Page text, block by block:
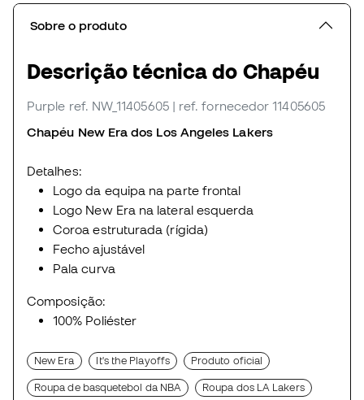
Sobre o produto
Descrição técnica do Chapéu
Purple ref. NW_11405605 | ref. fornecedor 11405605
Chapéu New Era dos Los Angeles Lakers
Detalhes:
Logo da equipa na parte frontal
Logo New Era na lateral esquerda
Coroa estruturada (rígida)
Fecho ajustável
Pala curva
Composição:
100% Poliéster
New Era It's the Playoffs Produto oficial
Roupa de basquetebol da NBA Roupa dos LA Lakers